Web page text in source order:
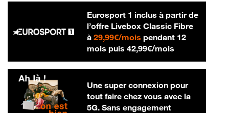
Eurosport 1 inclus à partir de
l’offre Livebox Classic Fibre
à 29,99€/mois29,99 € par mois
pendant 12
mois puis 42,99€/mois42,99 € par
Une super connexion pour
tout faire chez vous avec la
5G. Sans engagement